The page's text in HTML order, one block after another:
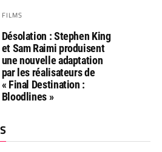
FILMS
Désolation : Stephen King
et Sam Raimi produisent
une nouvelle adaptation
par les réalisateurs de
« Final Destination :
Bloodlines »